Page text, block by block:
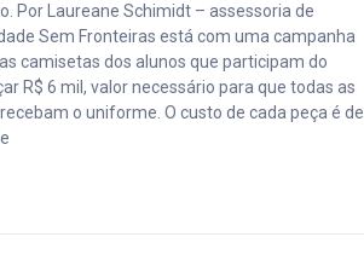
Por Laureane Schimidt – assessoria de
Sem Fronteiras está com uma campanha
camisetas dos alunos que participam do
R$ 6 mil, valor necessário para que todas as
o uniforme. O custo de cada peça é de